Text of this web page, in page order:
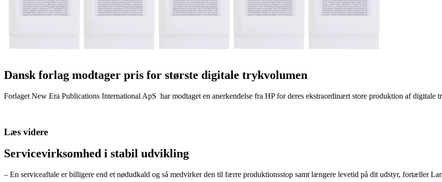
Dansk forlag modtager pris for største digitale trykvolumen
Forlaget New Era Publications International ApS har modtaget en anerkendelse fra HP for deres ekstraordinært store produktion af digitale
Læs videre
Servicevirksomhed i stabil udvikling
– En serviceaftale er billigere end et nødudkald og så medvirker den til færre produktionsstop samt længere levetid på dit udstyr, fortæller